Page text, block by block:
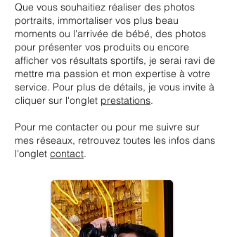
Que vous souhaitiez réaliser des photos
portraits, immortaliser vos plus beau
moments ou l'arrivée de bébé, des photos
pour présenter vos produits ou encore
afficher vos résultats sportifs, je serai ravi de
mettre ma passion et mon expertise à votre
service. Pour plus de détails, je vous invite à
cliquer sur l'onglet prestations.
Pour me contacter ou pour me suivre sur
mes réseaux, retrouvez toutes les infos dans
l'onglet contact.